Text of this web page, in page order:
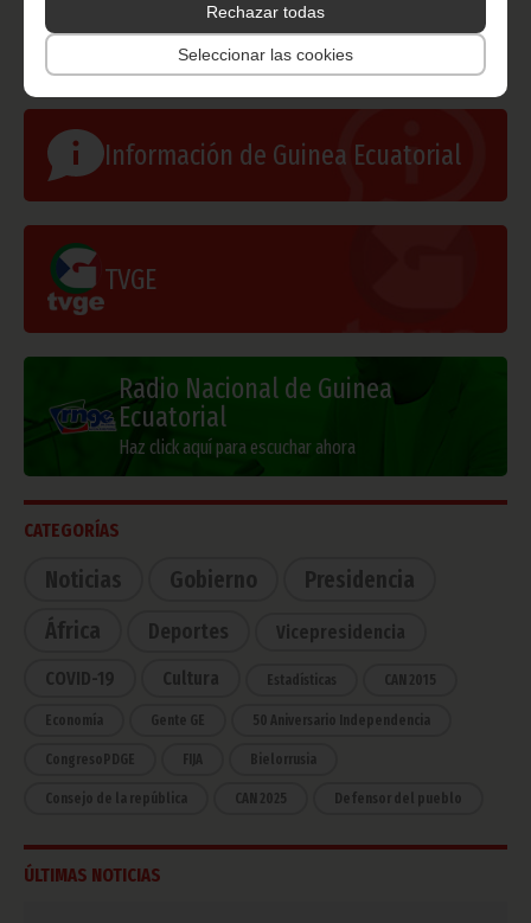
Rechazar todas
Seleccionar las cookies
Gobierno e Instituciones
Información de Guinea Ecuatorial
TVGE
Radio Nacional de Guinea
Ecuatorial
Haz click aquí para escuchar ahora
CATEGORÍAS
Noticias Gobierno
Presidencia
África
Deportes Vicepresidencia
COVID-19 Cultura Estadísticas CAN 2015
Economía Gente GE 50 Aniversario Independencia
CongresoPDGE FIJA Bielorrusia
Consejo de la república CAN 2025 Defensor del pueblo
ÚLTIMAS NOTICIAS